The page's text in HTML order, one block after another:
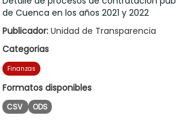
de Cuenca en los años 2021 y 2022
Publicador: Unidad de Transparencia
Categorias
Finanzas
Formatos disponibles
CSV ODS